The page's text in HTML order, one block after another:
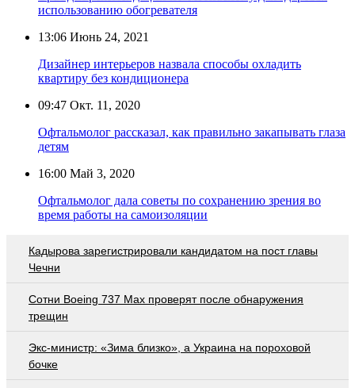
использованию обогревателя
13:06 Июнь 24, 2021
Дизайнер интерьеров назвала способы охладить
квартиру без кондиционера
09:47 Окт. 11, 2020
Офтальмолог рассказал, как правильно закапывать глаза
детям
16:00 Май 3, 2020
Офтальмолог дала советы по сохранению зрения во
время работы на самоизоляции
Кадырова зарегистрировали кандидатом на пост главы
Чечни
Сотни Boeing 737 Max проверят после обнаружения
трещин
Экс-министр: «Зима близко», а Украина на пороховой
бочке